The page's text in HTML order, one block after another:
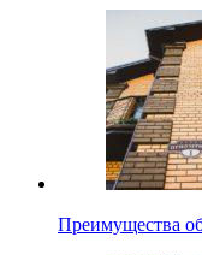
Преимущества